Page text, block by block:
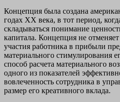
Концепция была создана
годах ХХ века, в тот период,
складываться понимание
капитала. Концепция не
участия работника в прибыли
материального стимулирования
способ расчета материального
одного из показателей
вовлеченность сотрудника в
размер его креативного вклада.